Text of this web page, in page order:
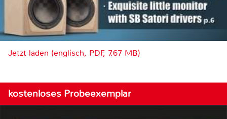
Jetzt laden (englisch, PDF, 7.67 MB)
kostenloses Probeexemplar